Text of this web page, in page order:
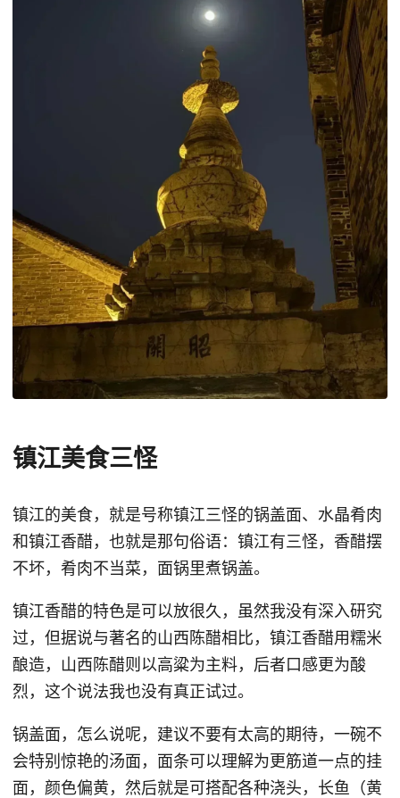
镇江美食三怪
镇江的美食，就是号称镇江三怪的锅盖面、水晶肴肉
和镇江香醋，也就是那句俗语：镇江有三怪，香醋摆
不坏，肴肉不当菜，面锅里煮锅盖。
镇江香醋的特色是可以放很久，虽然我没有深入研究
过，但据说与著名的山西陈醋相比，镇江香醋用糯米
酿造，山西陈醋则以高粱为主料，后者口感更为酸
烈，这个说法我也没有真正试过。
锅盖面，怎么说呢，建议不要有太高的期待，一碗不
会特别惊艳的汤面，面条可以理解为更筋道一点的挂
面，颜色偏黄，然后就是可搭配各种浇头，长鱼（黄